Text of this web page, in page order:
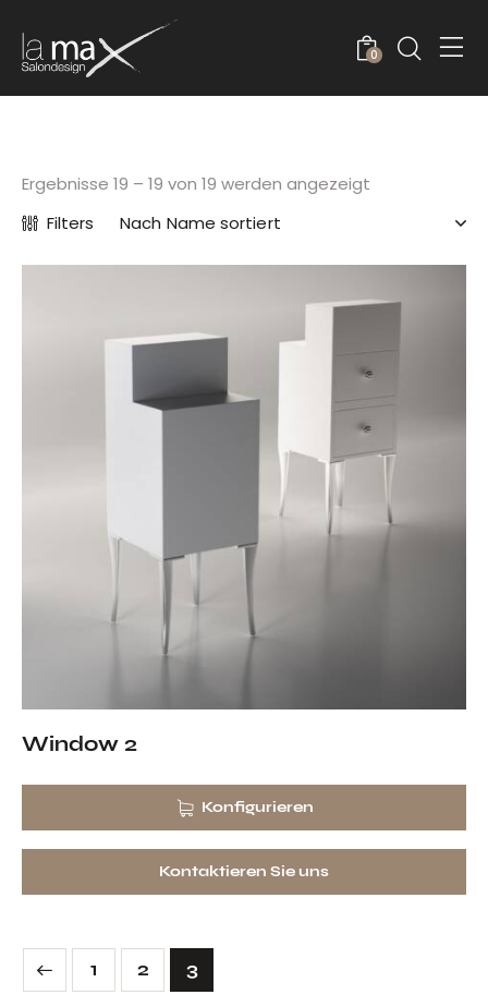
0
Ergebnisse 19 – 19 von 19 werden angezeigt
Filters
Window 2
Konfigurieren
Kontaktieren Sie uns
1 2 3